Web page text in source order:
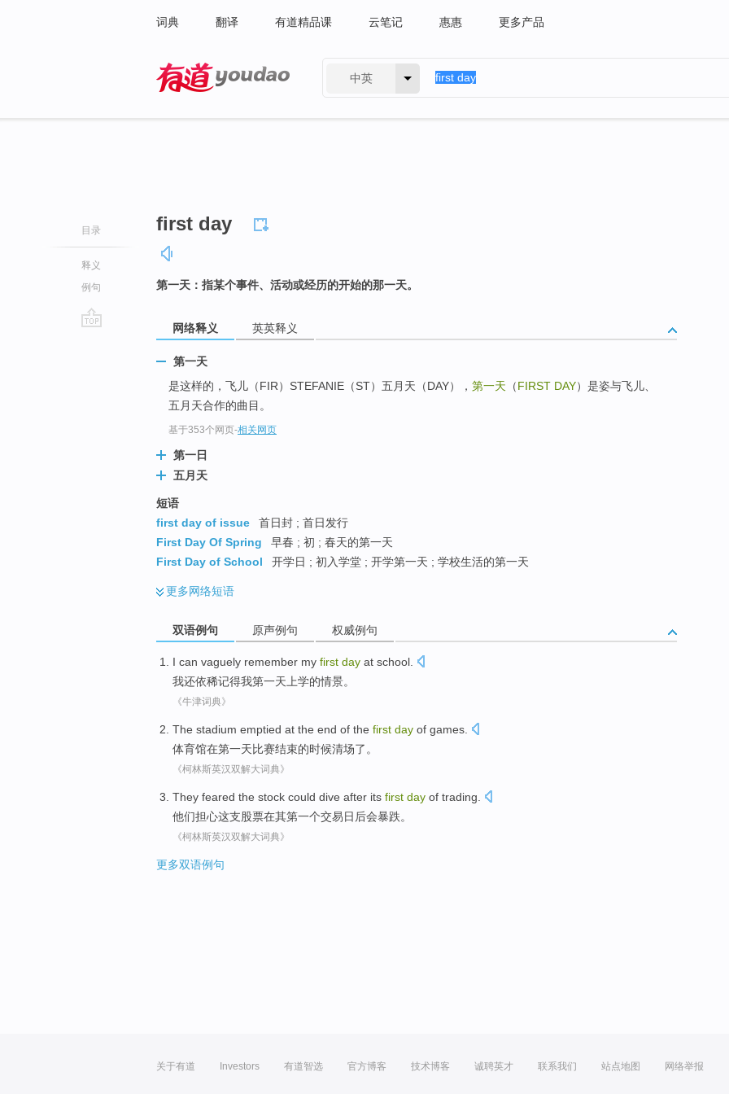
词典 翻译 有道精品课 云笔记 惠惠 更多产品
中英
目录
释义
例句
first day
第一天：指某个事件、活动或经历的开始的那一天。
网络释义 英英释义
第一天
是这样的，飞儿（FIR）STEFANIE（ST）五月天（DAY）， 第一天 （FIRST DAY）是姿与飞儿、
五月天合作的曲目。
基于353个网页-相关网页
第一日
五月天
短语
first day of issue
首日封 ; 首日发行
First Day Of Spring
早春 ; 初 ; 春天的第一天
First Day of School
开学日 ; 初入学堂 ; 开学第一天 ; 学校生活的第一天
更多网络短语
双语例句 原声例句 权威例句
I can vaguely remember my first day at school.
我还依稀记得我第一天上学的情景。
《牛津词典》
The stadium emptied at the end of the first day of games
体育馆在第一天比赛结束的时候清场了 。
《柯林斯英汉双解大词典》
They feared the stock could dive after its first day of trading
他们担心这支股票在其第一个交易日后会暴跌。
《柯林斯英汉双解大词典》
更多双语例句
关于有道 Investors 有道智选 官方博客 技术博客 诚聘英才 联系我们 站点地图 网络举报